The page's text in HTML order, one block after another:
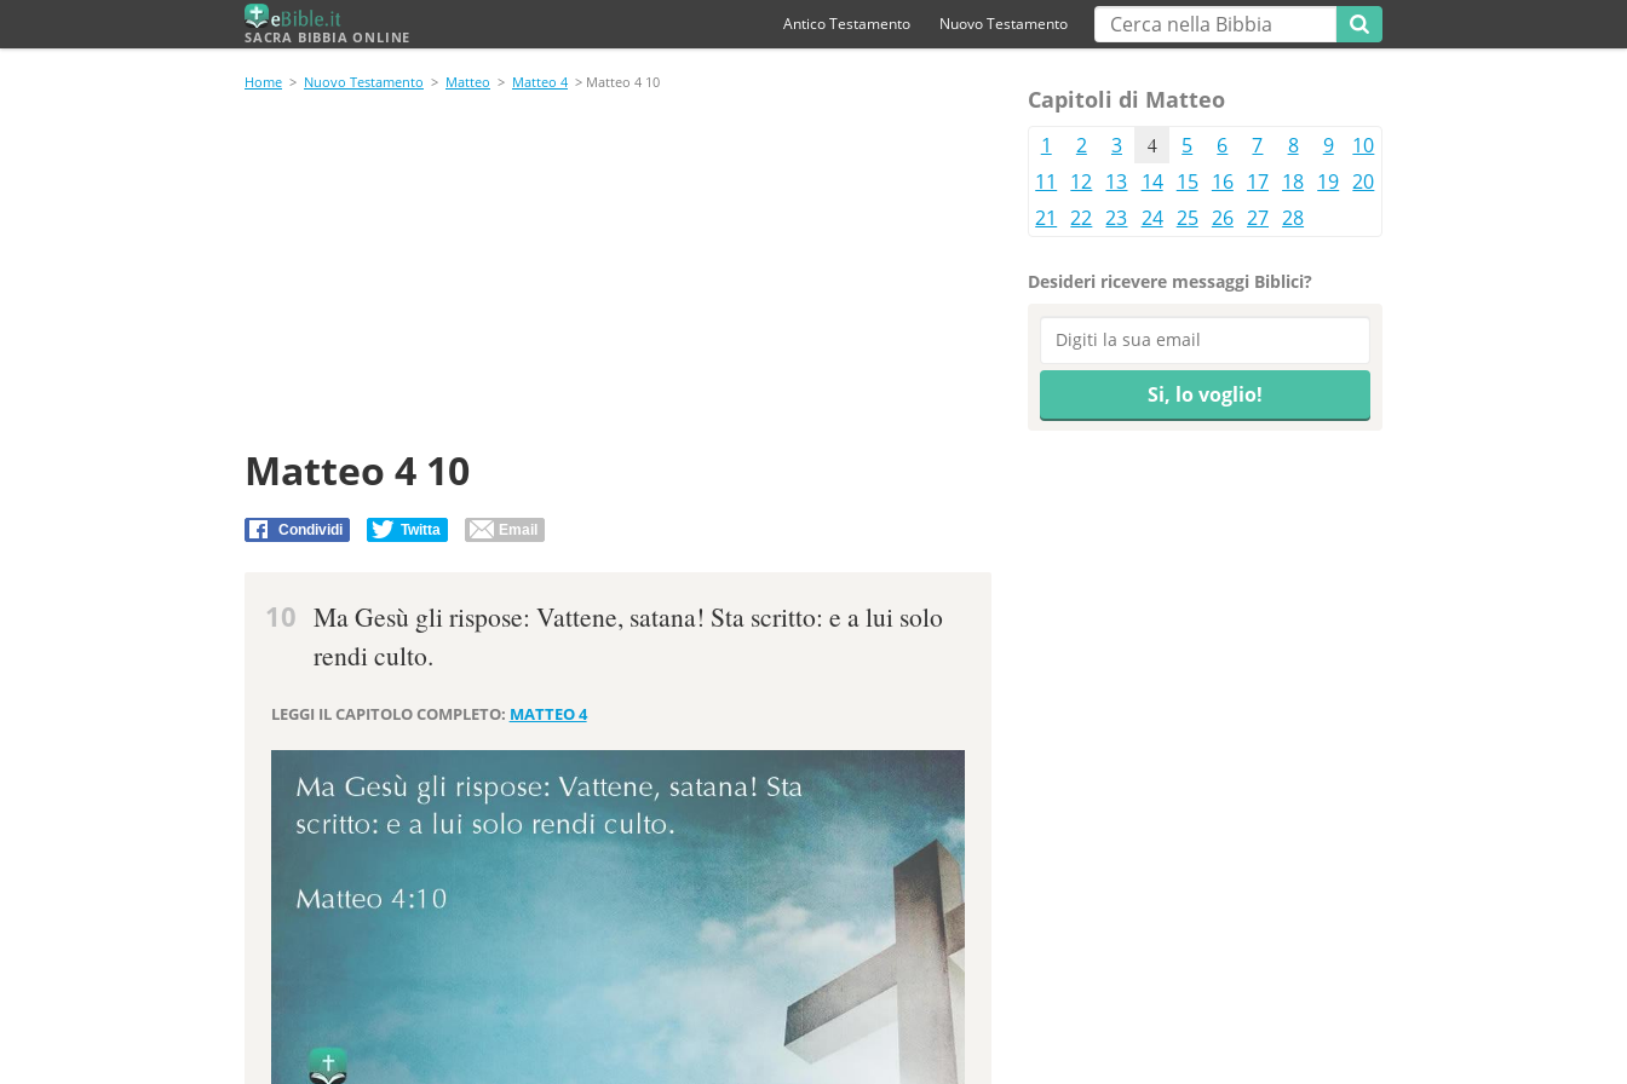
SACRA BIBBIA ONLINE
Antico Testamento Nuovo Testamento
Home > Nuovo Testamento > Matteo > Matteo 4 > Matteo 4 10
Matteo 4 10
Condividi Twitta Email
10 Ma Gesù gli rispose: Vattene, satana! Sta scritto: e a lui solo
rendi culto.
LEGGI IL CAPITOLO COMPLETO: MATTEO 4
Capitoli di Matteo
1 2 3 4 5 6 7 8 9
10
11
12 13 14 15 16 17 18 19 20
21
22 23 24 25 26 27 28
Desideri ricevere messaggi Biblici?